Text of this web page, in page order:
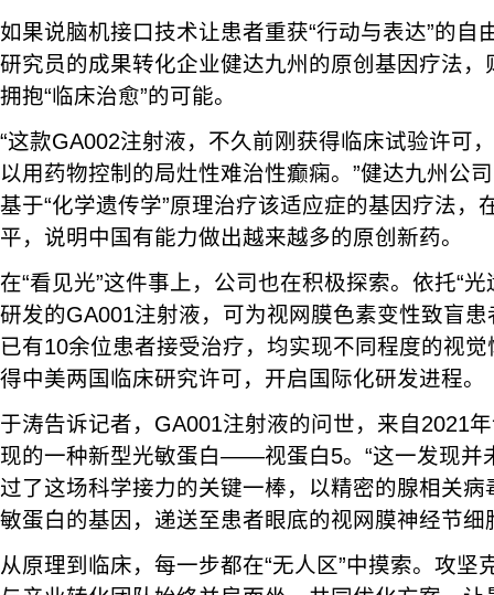
如果说脑机接口技术让患者重获“行动与表达”的自
研究员的成果转化企业健达九州的原创基因疗法
拥抱“临床治愈”的可能。
“这款GA002注射液，不久前刚获得临床试验许可
以用药物控制的局灶性难治性癫痫。”健达九州公
基于“化学遗传学”原理治疗该适应症的基因疗法，
平，说明中国有能力做出越来越多的原创新药。
在“看见光”这件事上，公司也在积极探索。依托“
研发的GA001注射液，可为视网膜色素变性致盲
已有10余位患者接受治疗，均实现不同程度的视
得中美两国临床研究许可，开启国际化研发进程。
于涛告诉记者，GA001注射液的问世，来自2021
现的一种新型光敏蛋白——视蛋白5。“这一发现并
过了这场科学接力的关键一棒，以精密的腺相关
敏蛋白的基因，递送至患者眼底的视网膜神经节细
从原理到临床，每一步都在“无人区”中摸索。攻坚